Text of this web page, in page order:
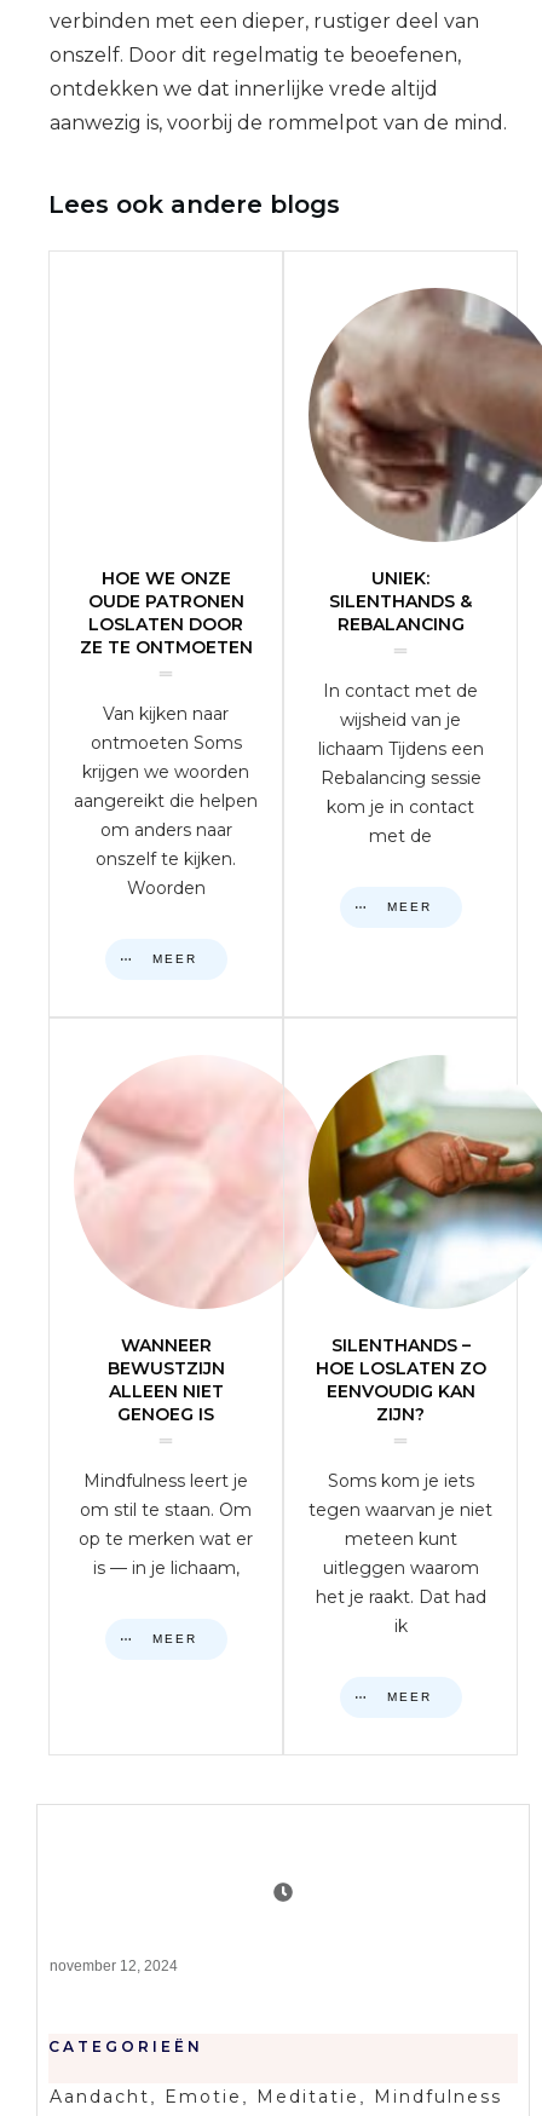
verbinden met een dieper, rustiger deel van
onszelf. Door dit regelmatig te beoefenen,
ontdekken we dat innerlijke vrede altijd
aanwezig is, voorbij de rommelpot van de mind.
Lees ook andere blogs
HOE WE ONZE
OUDE PATRONEN
LOSLATEN DOOR
ZE TE ONTMOETEN
Van kijken naar
ontmoeten Soms
krijgen we woorden
aangereikt die helpen
om anders naar
onszelf te kijken.
Woorden
MEER
UNIEK:
SILENTHANDS &
REBALANCING
In contact met de
wijsheid van je
lichaam Tijdens een
Rebalancing sessie
kom je in contact
met de
MEER
WANNEER
BEWUSTZIJN
ALLEEN NIET
GENOEG IS
Mindfulness leert je
om stil te staan. Om
op te merken wat er
is — in je lichaam,
MEER
SILENTHANDS –
HOE LOSLATEN ZO
EENVOUDIG KAN
ZIJN?
Soms kom je iets
tegen waarvan je niet
meteen kunt
uitleggen waarom
het je raakt. Dat had
ik
MEER
november 12, 2024
CATEGORIEËN
Aandacht Emotie Meditatie Mindfulness